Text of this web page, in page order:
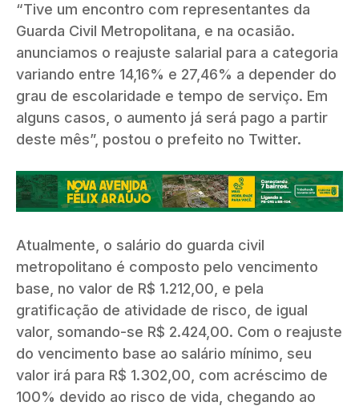
“Tive um encontro com representantes da
Guarda Civil Metropolitana, e na ocasião.
anunciamos o reajuste salarial para a categoria
variando entre 14,16% e 27,46% a depender do
grau de escolaridade e tempo de serviço. Em
alguns casos, o aumento já será pago a partir
deste mês”, postou o prefeito no Twitter.
Atualmente, o salário do guarda civil
metropolitano é composto pelo vencimento
base, no valor de R$ 1.212,00, e pela
gratificação de atividade de risco, de igual
valor, somando-se R$ 2.424,00. Com o reajuste
do vencimento base ao salário mínimo, seu
valor irá para R$ 1.302,00, com acréscimo de
100% devido ao risco de vida, chegando ao